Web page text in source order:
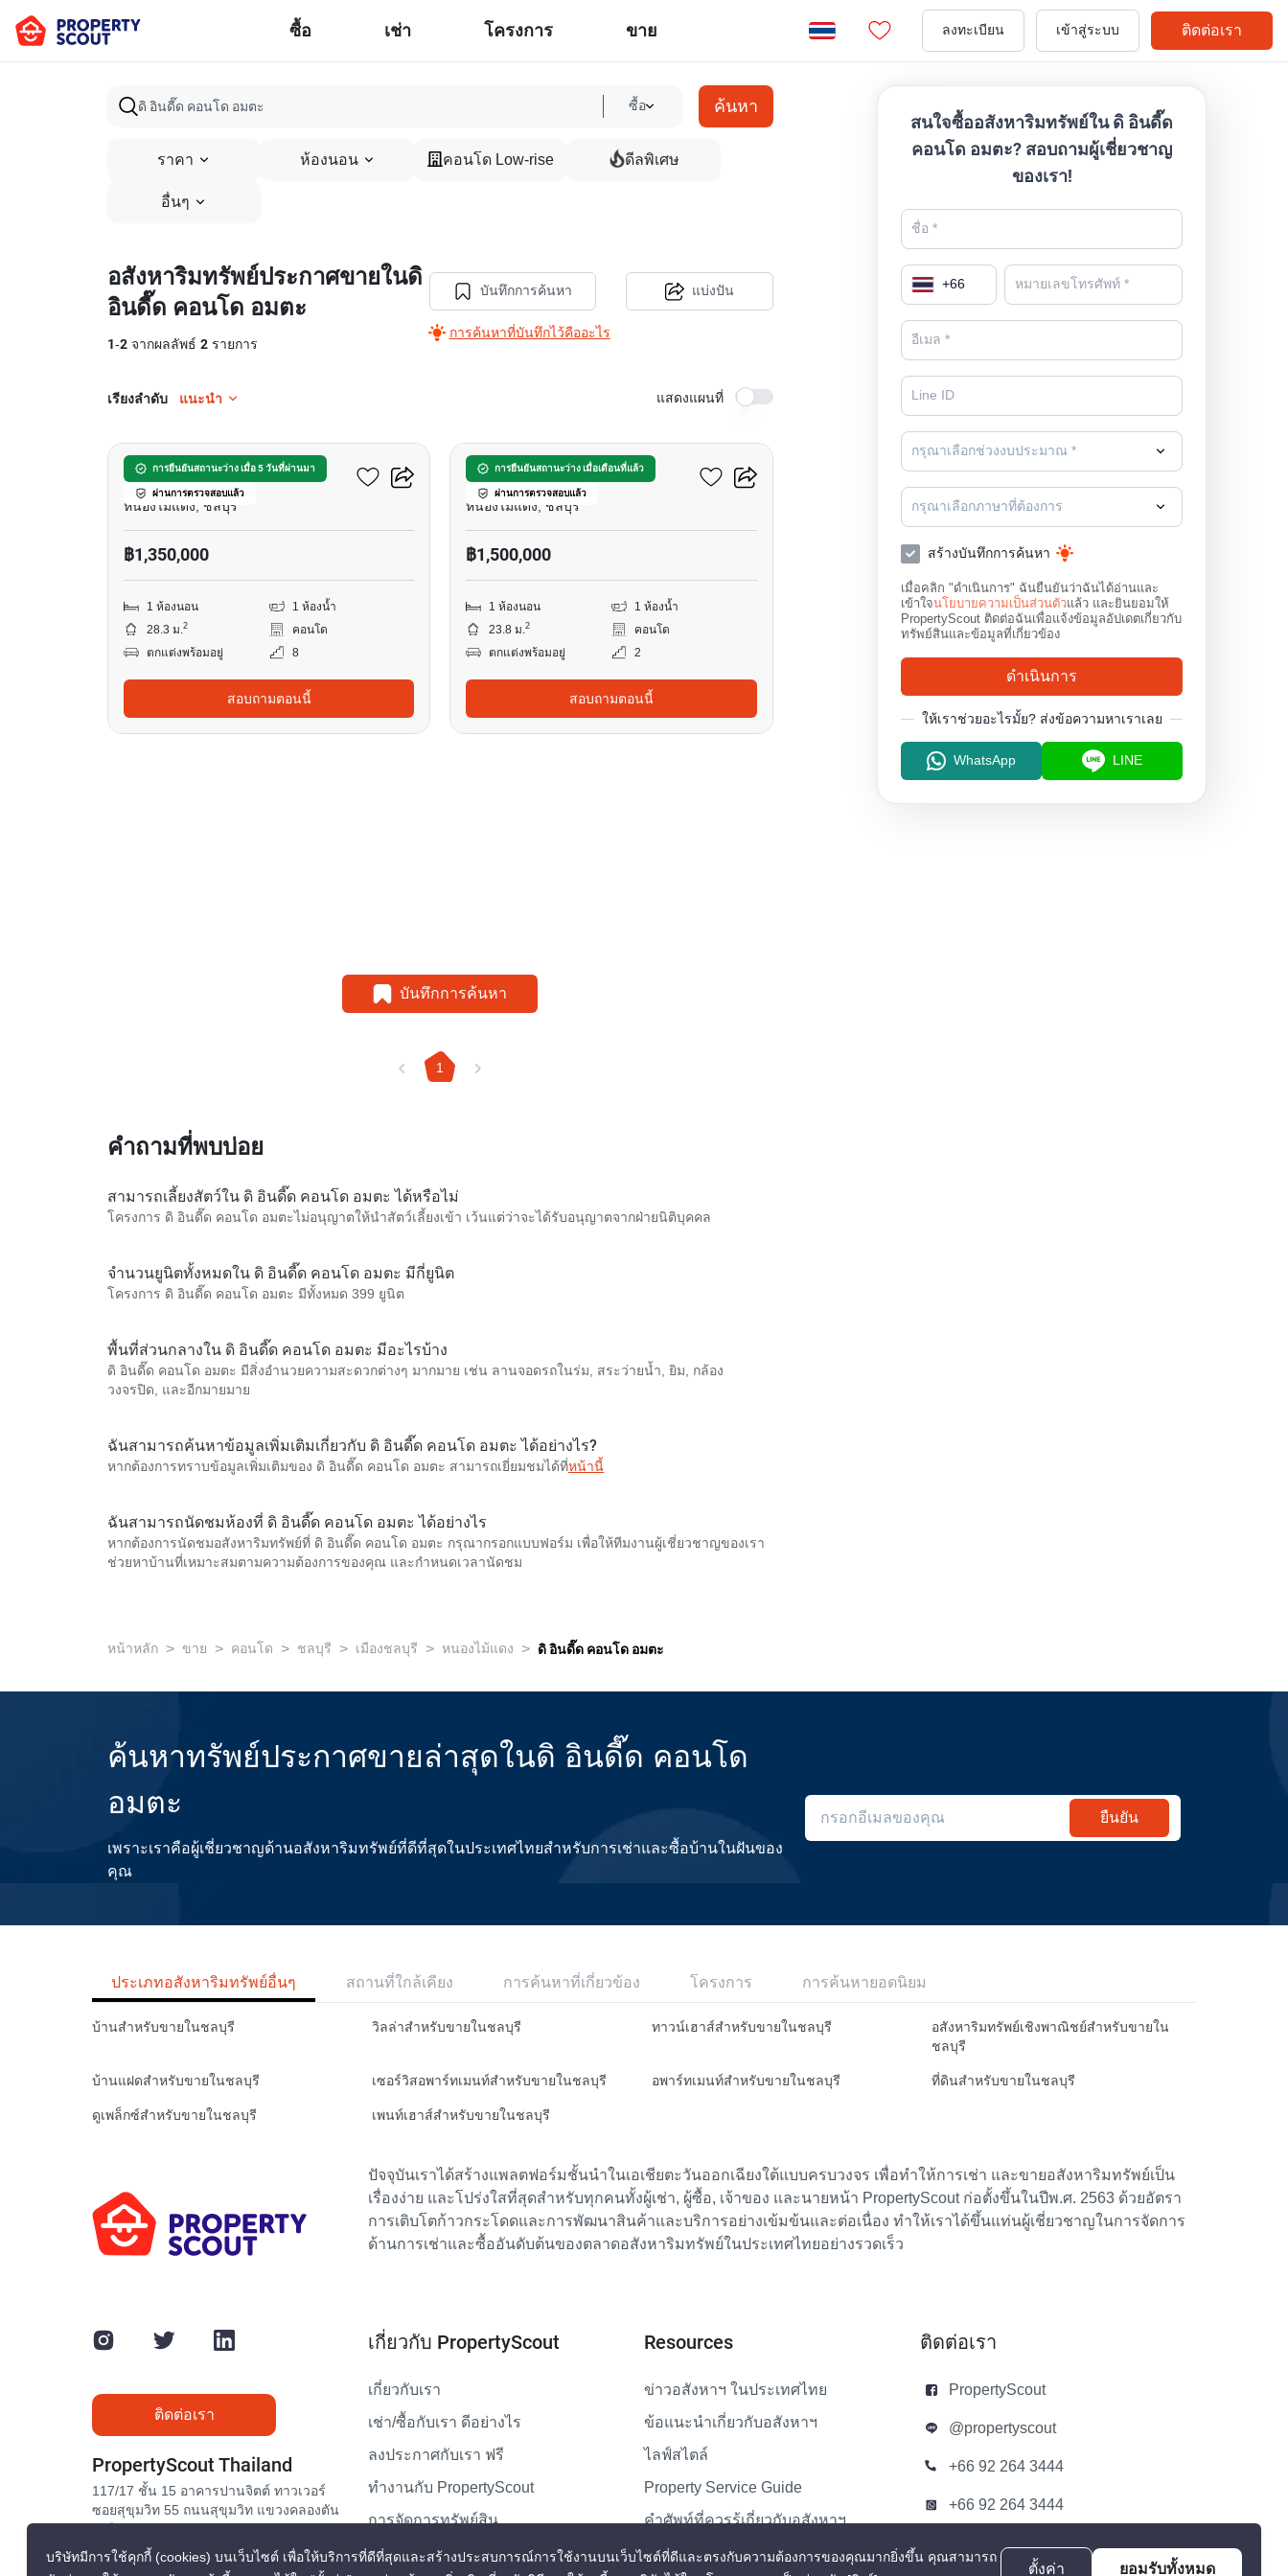
ซื้อ เช่า โครงการ ขาย ลงทะเบียน เข้าสู่ระบบ ติดต่อเรา
ซื้อ ค้นหา
ราคา ห้องนอน คอนโด Low-rise ดีลพิเศษ
อื่นๆ
อสังหาริมทรัพย์ประกาศขายในดิ
อินดี๊ด คอนโด อมตะ
1-2 จากผลลัพธ์ 2 รายการ
บันทึกการค้นหา
การค้นหาที่บันทึกไว้คืออะไร
แบ่งปัน
เรียงลำดับ แนะนำ แสดงแผนที่
การยืนยันสถานะว่าง เมื่อ 5 วันที่ผ่านมา
ผ่านการตรวจสอบแล้ว
ดิ อินดี๊ด คอนโด อมตะ
หนองไม้แดง, ชลบุรี
฿1,350,000
1 ห้องนอน
1 ห้องน้ำ
28.3 ม.2
คอนโด
ตกแต่งพร้อมอยู่
8
สอบถามตอนนี้
การยืนยันสถานะว่าง เมื่อเดือนที่แล้ว
ผ่านการตรวจสอบแล้ว
ดิ อินดี๊ด คอนโด อมตะ
หนองไม้แดง, ชลบุรี
฿1,500,000
1 ห้องนอน
1 ห้องน้ำ
23.8 ม.2
คอนโด
ตกแต่งพร้อมอยู่
2
สอบถามตอนนี้
บันทึกการค้นหา
1
คำถามที่พบบ่อย
สามารถเลี้ยงสัตว์ใน ดิ อินดี๊ด คอนโด อมตะ ได้หรือไม่
โครงการ ดิ อินดี๊ด คอนโด อมตะไม่อนุญาตให้นำสัตว์เลี้ยงเข้า เว้นแต่ว่าจะได้รับอนุญาตจากฝ่ายนิติบุคคล
จำนวนยูนิตทั้งหมดใน ดิ อินดี๊ด คอนโด อมตะ มีกี่ยูนิต
โครงการ ดิ อินดี๊ด คอนโด อมตะ มีทั้งหมด 399 ยูนิต
พื้นที่ส่วนกลางใน ดิ อินดี๊ด คอนโด อมตะ มีอะไรบ้าง
ดิ อินดี๊ด คอนโด อมตะ มีสิ่งอำนวยความสะดวกต่างๆ มากมาย เช่น ลานจอดรถในร่ม, สระว่ายน้ำ, ยิม, กล้อง
วงจรปิด, และอีกมายมาย
ฉันสามารถค้นหาข้อมูลเพิ่มเติมเกี่ยวกับ ดิ อินดี๊ด คอนโด อมตะ ได้อย่างไร?
หากต้องการทราบข้อมูลเพิ่มเติมของ ดิ อินดี๊ด คอนโด อมตะ สามารถเยี่ยมชมได้ที่หน้านี้
ฉันสามารถนัดชมห้องที่ ดิ อินดี๊ด คอนโด อมตะ ได้อย่างไร
หากต้องการนัดชมอสังหาริมทรัพย์ที่ ดิ อินดี๊ด คอนโด อมตะ กรุณากรอกแบบฟอร์ม เพื่อให้ทีมงานผู้เชี่ยวชาญของเรา
ช่วยหาบ้านที่เหมาะสมตามความต้องการของคุณ และกำหนดเวลานัดชม
สนใจซื้ออสังหาริมทรัพย์ใน ดิ อินดี๊ด
คอนโด อมตะ? สอบถามผู้เชี่ยวชาญ
ของเรา!
+66
กรุณาเลือกช่วงงบประมาณ *
กรุณาเลือกภาษาที่ต้องการ
สร้างบันทึกการค้นหา
เมื่อคลิก "ดำเนินการ" ฉันยืนยันว่าฉันได้อ่านและ
เข้าใจนโยบายความเป็นส่วนตัวแล้ว และยินยอมให้
PropertyScout ติดต่อฉันเพื่อแจ้งข้อมูลอัปเดตเกี่ยวกับ
ทรัพย์สินและข้อมูลที่เกี่ยวข้อง
ดำเนินการ
ให้เราช่วยอะไรมั้ย? ส่งข้อความหาเราเลย
WhatsApp LINE
หน้าหลัก > ขาย > คอนโด > ชลบุรี > เมืองชลบุรี > หนองไม้แดง > ดิ อินดี๊ด คอนโด อมตะ
ค้นหาทรัพย์ประกาศขายล่าสุดในดิ อินดี๊ด คอนโด
อมตะ
เพราะเราคือผู้เชี่ยวชาญด้านอสังหาริมทรัพย์ที่ดีที่สุดในประเทศไทยสำหรับการเช่าและซื้อบ้านในฝันของ
คุณ
ยืนยัน
ประเภทอสังหาริมทรัพย์อื่นๆ สถานที่ใกล้เคียง การค้นหาที่เกี่ยวข้อง โครงการ การค้นหายอดนิยม
บ้านสำหรับขายในชลบุรี วิลล่าสำหรับขายในชลบุรี ทาวน์เฮาส์สำหรับขายในชลบุรี
อสังหาริมทรัพย์เชิงพาณิชย์สำหรับขายใน
ชลบุรี
บ้านแฝดสำหรับขายในชลบุรี เซอร์วิสอพาร์ทเมนท์สำหรับขายในชลบุรี อพาร์ทเมนท์สำหรับขายในชลบุรี ที่ดินสำหรับขายในชลบุรี
ดูเพล็กซ์สำหรับขายในชลบุรี เพนท์เฮาส์สำหรับขายในชลบุรี
ปัจจุบันเราได้สร้างแพลตฟอร์มชั้นนำในเอเชียตะวันออกเฉียงใต้แบบครบวงจร เพื่อทำให้การเช่า และขายอสังหาริมทรัพย์เป็น
เรื่องง่าย และโปร่งใสที่สุดสำหรับทุกคนทั้งผู้เช่า, ผู้ซื้อ, เจ้าของ และนายหน้า PropertyScout ก่อตั้งขึ้นในปีพ.ศ. 2563 ด้วยอัตรา
การเติบโตก้าวกระโดดและการพัฒนาสินค้าและบริการอย่างเข้มข้นและต่อเนื่อง ทำให้เราได้ขึ้นแท่นผู้เชี่ยวชาญในการจัดการ
ด้านการเช่าและซื้ออันดับต้นของตลาดอสังหาริมทรัพย์ในประเทศไทยอย่างรวดเร็ว
ติดต่อเรา
PropertyScout Thailand
117/17 ชั้น 15 อาคารปานจิตต์ ทาวเวอร์
ซอยสุขุมวิท 55 ถนนสุขุมวิท แขวงคลองตัน
เกี่ยวกับ PropertyScout
เกี่ยวกับเรา
เช่า/ซื้อกับเรา ดีอย่างไร
ลงประกาศกับเรา ฟรี
ทำงานกับ PropertyScout
การจัดการทรัพย์สิน
ติดต่อเรา
Resources
ข่าวอสังหาฯ ในประเทศไทย
ข้อแนะนำเกี่ยวกับอสังหาฯ
ไลฟ์สไตล์
Property Service Guide
คำศัพท์ที่ควรรู้เกี่ยวกับอสังหาฯ
แผนผังเว็บไซต์
ติดต่อเรา
PropertyScout
@propertyscout
+66 92 264 3444
+66 92 264 3444
contact@propertyscout.co.th
บริษัทมีการใช้คุกกี้ (cookies) บนเว็บไซต์ เพื่อให้บริการที่ดีที่สุดและสร้างประสบการณ์การใช้งานบนเว็บไซต์ที่ดีและตรงกับความต้องการของคุณมากยิ่งขึ้น คุณสามารถ
ตั้งค่า ยอมรับทั้งหมด